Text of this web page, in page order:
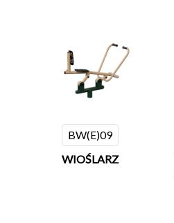
BW(E)09
WIOŚLARZ